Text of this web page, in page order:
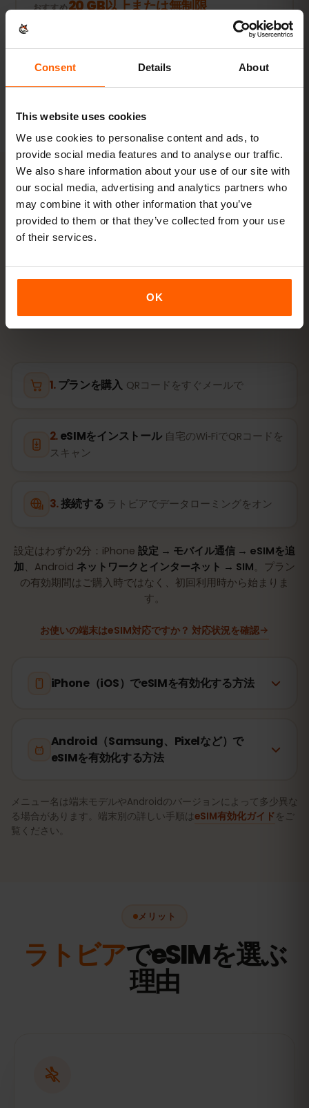
Consent Details About
This website uses cookies
We use cookies to personalise content and ads, to
provide social media features and to analyse our traffic.
We also share information about your use of our site with
our social media, advertising and analytics partners who
may combine it with other information that you’ve
provided to them or that they’ve collected from your use
of their services.
OK
おすすめ20 GB以上または無制限
数値はすべて目安です。実際の使用量は端末やアプリの設定、使い方
アクティベーション
ラトビアのeSIMを
で有効化
数分で準備完了。物理SIMカードは不要です。
プランを購入 QRコードをすぐメールで
eSIMをインストール 自宅のWi‑FiでQRコードを
スキャン
接続する ラトビアでデータローミングをオン
設定はわずか2分：iPhone 設定 → モバイル通信 → eSIMを追
加、Android ネットワークとインターネット → SIM 。プラン
の有効期間はご購入時ではなく、初回利用時から始まりま
す。
お使いの端末はeSIM対応ですか？ 対応状況を確認
iPhone（iOS）でeSIMを有効化する方法
Android（Samsung、Pixelなど）で
eSIMを有効化する方法
メニュー名は端末モデルやAndroidのバージョンによって多少異な
る場合があります。端末別の詳しい手順はeSIM有効化ガイドをご
覧ください。
メリット
ラトビアでeSIMを選ぶ
理由